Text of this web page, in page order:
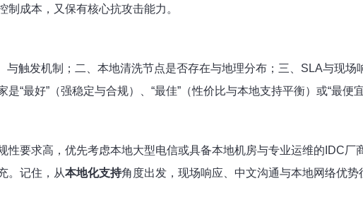
成本，又保有核心抗攻击能力。
触发机制；二、本地清洗节点是否存在与地理分布；三、SLA与现场
“最好”（强稳定与合规）、“最佳”（性价比与本地支持平衡）或“最便
要求高，优先考虑本地大型电信或具备本地机房与专业运维的IDC
。记住，从本地化支持角度出发，现场响应、中文沟通与本地网络优势